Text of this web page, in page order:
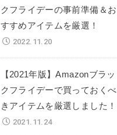
クフライデーの事前準備＆お
すすめアイテムを厳選！
2022.11.20
【2021年版】Amazonブラッ
クフライデーで買っておくべ
きアイテムを厳選しました！
2021.11.24